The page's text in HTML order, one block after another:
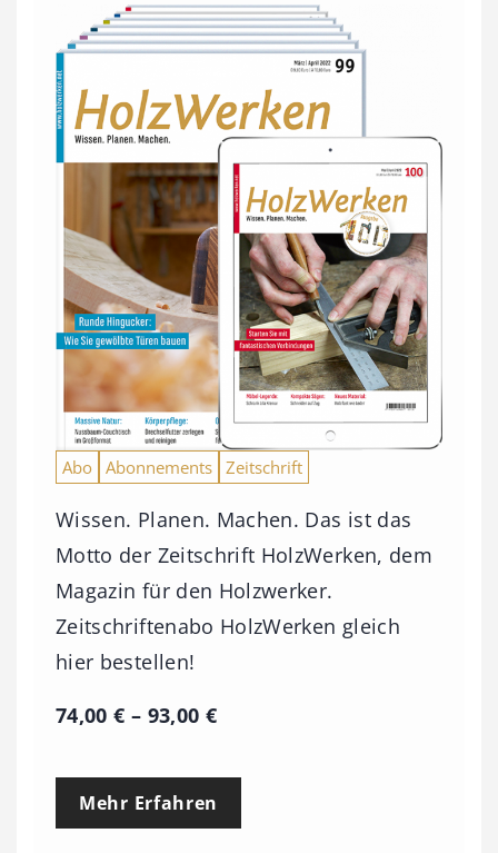
Abo Abonnements Zeitschrift
Wissen. Planen. Machen. Das ist das
Motto der Zeitschrift HolzWerken, dem
Magazin für den Holzwerker.
Zeitschriftenabo HolzWerken gleich
hier bestellen!
74,00€ – 93,00 €P
e
Mehr Erfahren